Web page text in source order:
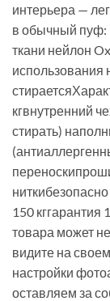
интерьера —
в обычный пуф:
ткани нейлон
использования
кгвнутренний
стирать)
150
товара может
видите на
настройки
оставляем за